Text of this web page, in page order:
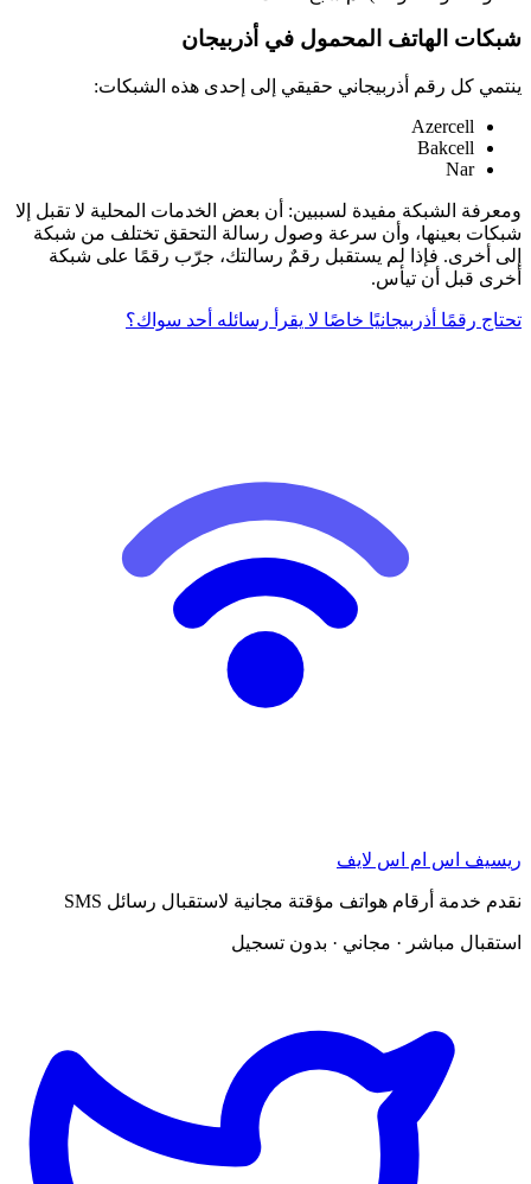
شبكات الهاتف المحمول في أذربيجان
ينتمي كل رقم أذربيجاني حقيقي إلى إحدى هذه الشبكات:
Azercell
Bakcell
Nar
ومعرفة الشبكة مفيدة لسببين: أن بعض الخدمات المحلية لا تقبل إلا
شبكات بعينها، وأن سرعة وصول رسالة التحقق تختلف من شبكة
إلى أخرى. فإذا لم يستقبل رقمٌ رسالتك، جرّب رقمًا على شبكة
أخرى قبل أن تيأس.
تحتاج رقمًا أذربيجانيًا خاصًا لا يقرأ رسائله أحد سواك؟
ريسيف اس ام اس لايف
نقدم خدمة أرقام هواتف مؤقتة مجانية لاستقبال رسائل SMS
استقبال مباشر · مجاني · بدون تسجيل